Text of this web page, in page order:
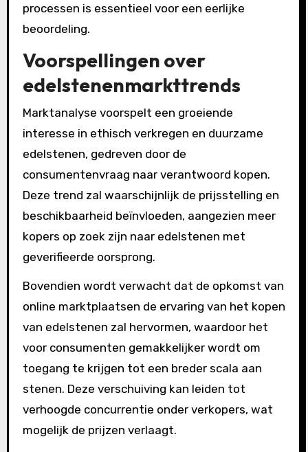
processen is essentieel voor een eerlijke
beoordeling.
Voorspellingen over
edelstenenmarkttrends
Marktanalyse voorspelt een groeiende
interesse in ethisch verkregen en duurzame
edelstenen, gedreven door de
consumentenvraag naar verantwoord kopen.
Deze trend zal waarschijnlijk de prijsstelling en
beschikbaarheid beïnvloeden, aangezien meer
kopers op zoek zijn naar edelstenen met
geverifieerde oorsprong.
Bovendien wordt verwacht dat de opkomst van
online marktplaatsen de ervaring van het kopen
van edelstenen zal hervormen, waardoor het
voor consumenten gemakkelijker wordt om
toegang te krijgen tot een breder scala aan
stenen. Deze verschuiving kan leiden tot
verhoogde concurrentie onder verkopers, wat
mogelijk de prijzen verlaagt.